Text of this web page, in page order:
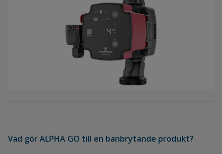
Vad gör ALPHA GO till en banbrytande produkt?